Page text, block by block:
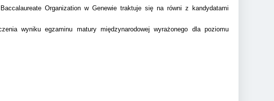
Organization w Genewie traktuje się na równi z kandydatami
wyniku egzaminu matury międzynarodowej wyrażonego dla poziomu